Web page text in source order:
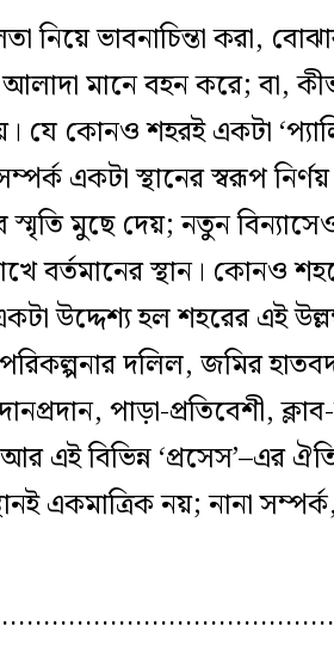
নিয়ে ভাবনাচিন্তা করা,
মানেবহন করে;বা,
। যে কোনওশহরইএকটা
একটা স্থানের স্বরূপ
মুছে দেয়; নতুন
বর্তমানের স্থান। কোনও
একটা উদ্দেশ্য হল শহরের এই
দলিল, জমির
পাড়া-প্রতিবেশী,
এই বিভিন্ন ‘প্রসেস’–এর
একমাত্রিক নয়; নানাসম্পর্ক,